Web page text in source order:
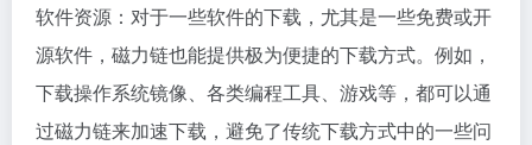
软件资源：对于一些软件的下载，尤其是一些免费或开
源软件，磁力链也能提供极为便捷的下载方式。例如，
下载操作系统镜像、各类编程工具、游戏等，都可以通
过磁力链来加速下载，避免了传统下载方式中的一些问